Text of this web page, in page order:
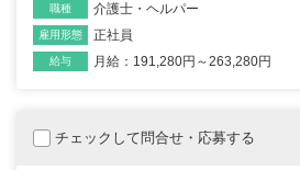
職種 介護士・ヘルパー
雇用形態 正社員
給与 月給：191,280円～263,280円
チェックして問合せ・応募する